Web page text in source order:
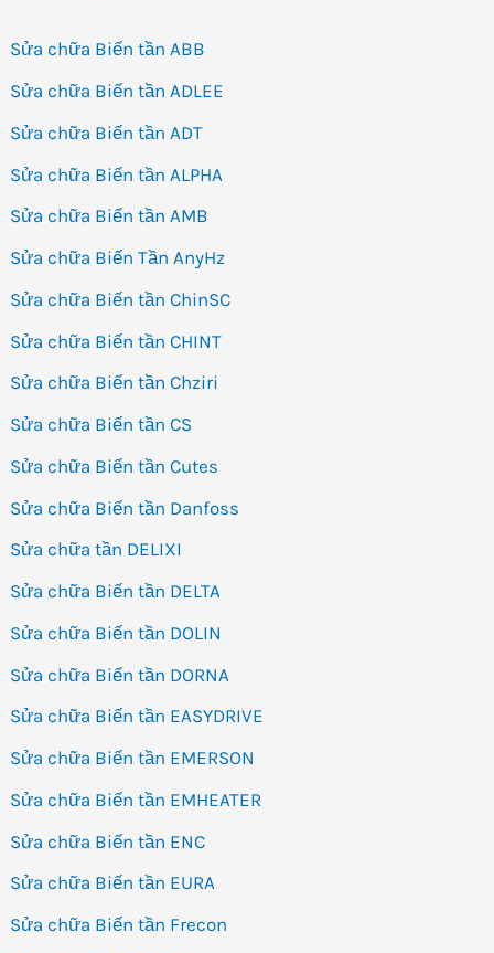
Sửa chữa Biến tần ABB
Sửa chữa Biến tần ADLEE
Sửa chữa Biến tần ADT
Sửa chữa Biến tần ALPHA
Sửa chữa Biến tần AMB
Sửa chữa Biến Tần AnyHz
Sửa chữa Biến tần ChinSC
Sửa chữa Biến tần CHINT
Sửa chữa Biến tần Chziri
Sửa chữa Biến tần CS
Sửa chữa Biến tần Cutes
Sửa chữa Biến tần Danfoss
Sửa chữa tần DELIXI
Sửa chữa Biến tần DELTA
Sửa chữa Biến tần DOLIN
Sửa chữa Biến tần DORNA
Sửa chữa Biến tần EASYDRIVE
Sửa chữa Biến tần EMERSON
Sửa chữa Biến tần EMHEATER
Sửa chữa Biến tần ENC
Sửa chữa Biến tần EURA
Sửa chữa Biến tần Frecon